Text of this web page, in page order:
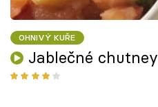
OHNIVÝ KUŘE
Jablečné chutney